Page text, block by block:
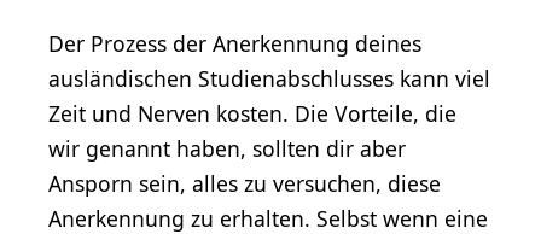
Der Prozess der Anerkennung deines
ausländischen Studienabschlusses kann viel
Zeit und Nerven kosten. Die Vorteile, die
wir genannt haben, sollten dir aber
Ansporn sein, alles zu versuchen, diese
Anerkennung zu erhalten. Selbst wenn eine